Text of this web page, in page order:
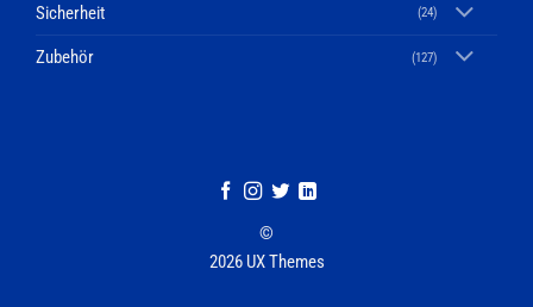
Sicherheit (24)
Zubehör (127)
©
2026 UX Themes